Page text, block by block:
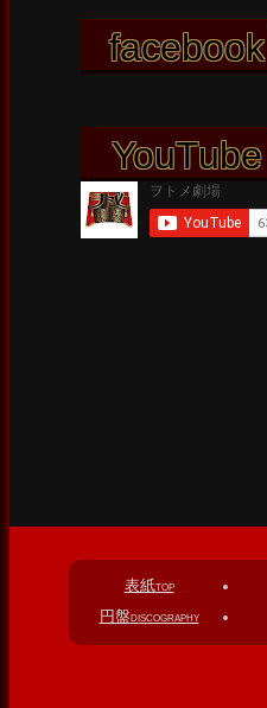
facebook
YouTube
表紙TOP
円盤DISCOGRAPHY